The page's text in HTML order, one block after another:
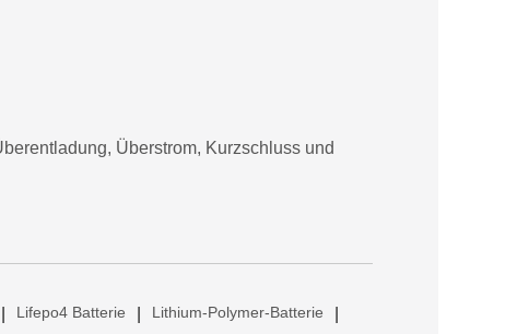
Überstrom, Kurzschluss und
Lifepo4 Batterie Lithium-Polymer-Batterie